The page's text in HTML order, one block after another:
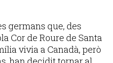
germans que, des
Cor de Roure de Santa
vivia a Canadà, però